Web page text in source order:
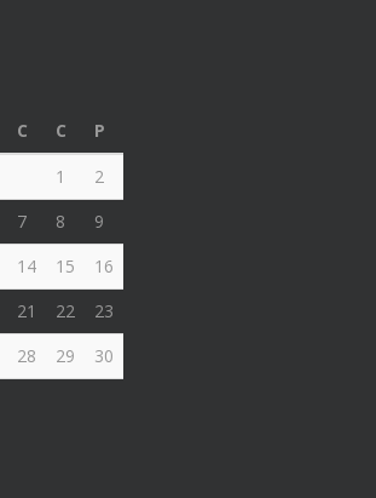
C C
P
1
2
7 8
9
14 15
16
21 22
23
28 29
30